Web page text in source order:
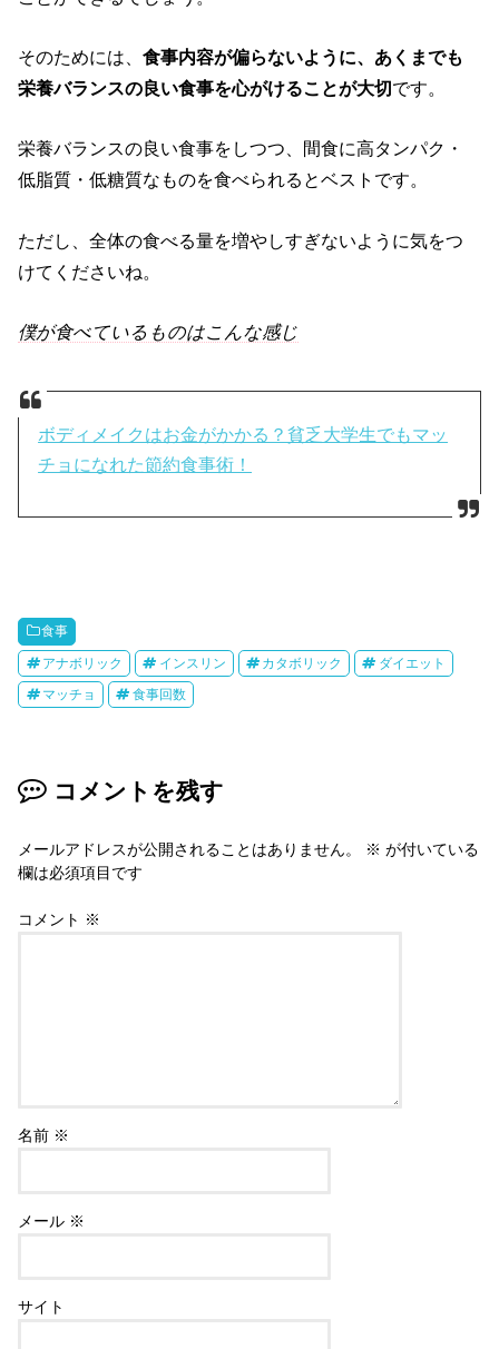
そのためには、食事内容が偏らないように、あくまでも
栄養バランスの良い食事を心がけることが大切です。
栄養バランスの良い食事をしつつ、間食に高タンパク・
低脂質・低糖質なものを食べられるとベストです。
ただし、全体の食べる量を増やしすぎないように気をつ
けてくださいね。
僕が食べているものはこんな感じ
ボディメイクはお金がかかる？貧乏大学生でもマッ
チョになれた節約食事術！
食事
アナボリック インスリン カタボリック ダイエット
マッチョ 食事回数
コメントを残す
メールアドレスが公開されることはありません。 ※ が付いている
欄は必須項目です
コメント ※
名前 ※
メール ※
サイト